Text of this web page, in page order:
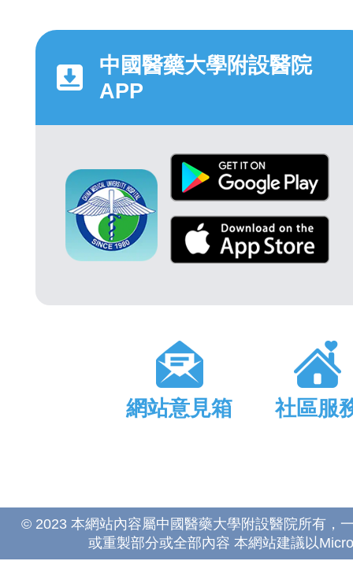
中國醫藥大學附設醫院
APP
網站意見箱 社區服
© 2023 本網站內容屬中國醫藥大學附設醫院所有，
或重製部分或全部內容 本網站建議以